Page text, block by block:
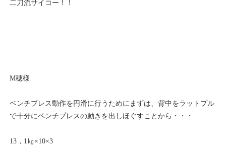
二刀流サイコー！！
M穂様
ベンチプレス動作を円滑に行うためにまずは、背中をラットプル
で十分にベンチプレスの動きを出しほぐすことから・・・
13，1㎏×10×3